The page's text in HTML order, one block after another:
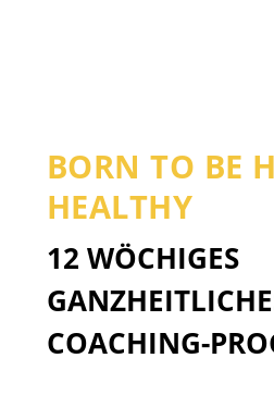
BORN TO BE
HEALTHY
12 WÖCHIGES
COACHING-